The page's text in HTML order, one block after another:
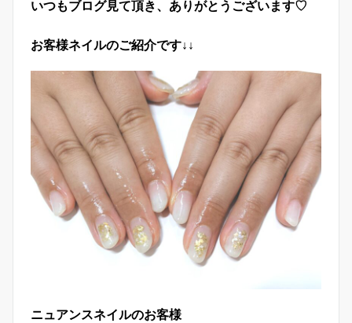
いつもブログ見て頂き、ありがとうございます♡
お客様ネイルのご紹介です↓↓
ニュアンスネイルのお客様